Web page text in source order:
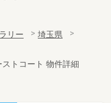
リー
埼玉県
トコート 物件詳細